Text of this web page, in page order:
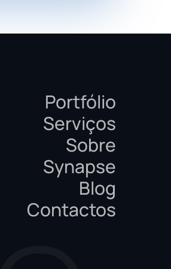
Portfólio
Serviços
Sobre
Synapse
Blog
Contactos